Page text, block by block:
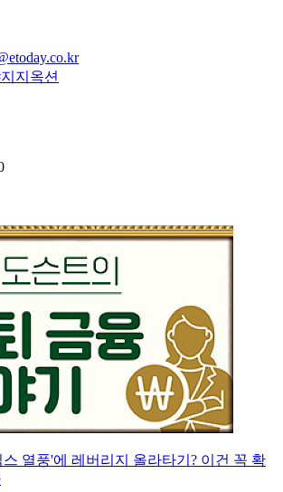
지옥션
열풍'에 레버리지 올라타기? 이건 꼭 확